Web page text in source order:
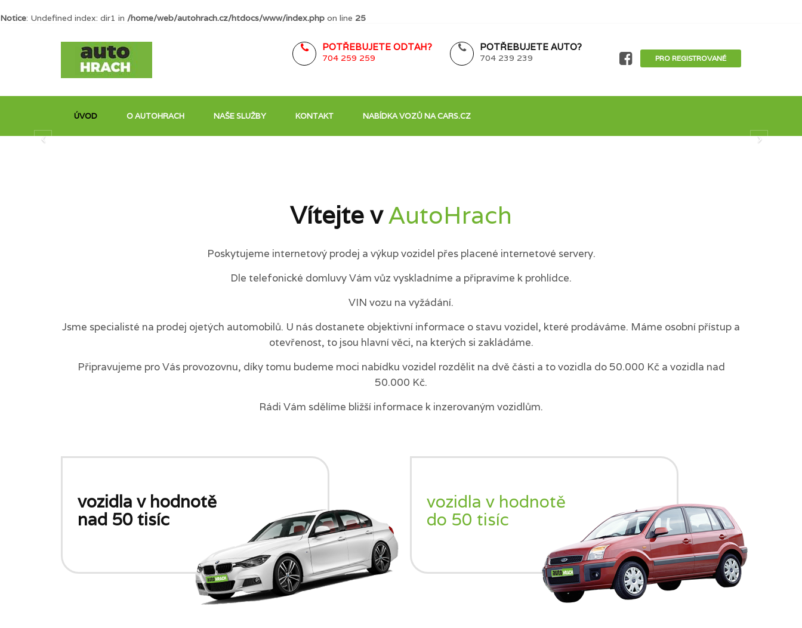
Notice: Undefined index: dir1 in /home/web/autohrach.cz/htdocs/www/index.php on line 25
POTŘEBUJETE ODTAH?
704 259 259
POTŘEBUJETE AUTO?
704 239 239 PRO REGISTROVANÉ
ÚVOD O AUTOHRACH NAŠE SLUŽBY KONTAKT NABÍDKA VOZŮ NA CARS.CZ
Vítejte vAutoHrach
Poskytujeme internetový prodej a výkup vozidel přes placené internetové servery.
Dle telefonické domluvy Vám vůz vyskladníme a připravíme k prohlídce.
VIN vozu na vyžádání.
Jsme specialisté na prodej ojetých automobilů. U nás dostanete objektivní informace o stavu vozidel, které prodáváme. Máme osobní přístup a
otevřenost, to jsou hlavní věci, na kterých si zakládáme.
Připravujeme pro Vás provozovnu, díky tomu budeme moci nabídku vozidel rozdělit na dvě části a to vozidla do 50.000 Kč a vozidla nad
50.000 Kč.
Rádi Vám sdělíme bližší informace k inzerovaným vozidlům.
vozidla v hodnotě
nad 50 tisíc
vozidla v hodnotě
do 50 tisíc